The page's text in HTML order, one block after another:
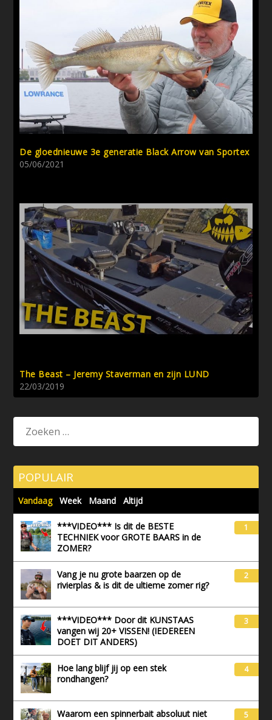
De gloednieuwe 3e generatie Black Arrow van Sportex
05/06/2021
The Beast – Jeremy Staverman en zijn LUND
22/03/2019
POPULAIR
Vandaag Week Maand Altijd
***VIDEO*** Is dit de BESTE
TECHNIEK voor GROTE BAARS in de
ZOMER?
1
Vang je nu grote baarzen op de
rivierplas & is dit de ultieme zomer rig?
2
***VIDEO*** Door dit KUNSTAAS
vangen wij 20+ VISSEN! (IEDEREEN
DOET DIT ANDERS)
3
Hoe lang blijf jij op een stek
rondhangen?
4
Waarom een spinnerbait absoluut niet
5